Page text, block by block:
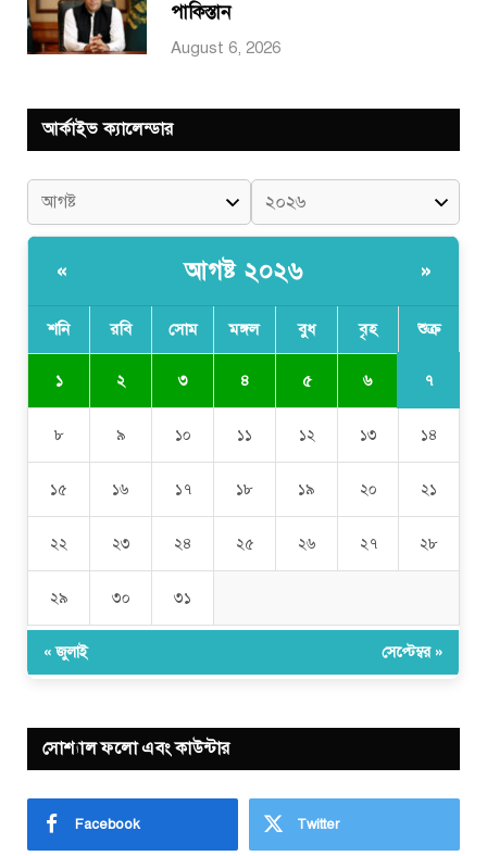
পাকিস্তান
August 6, 2026
আর্কাইভ ক্যালেন্ডার
« আগষ্ট ২০২৬ »
শনি রবি সোম মঙ্গল বুধ বৃহ শুক্র
১ ২ ৩ ৪ ৫ ৬ ৭
৮ ৯ ১০ ১১ ১২ ১৩ ১৪
১৫ ১৬ ১৭ ১৮ ১৯ ২০ ২১
২২ ২৩ ২৪ ২৫ ২৬ ২৭ ২৮
২৯ ৩০ ৩১
« জুলাই সেপ্টেম্বর »
সোশ্যাল ফলো এবং কাউন্টার
Facebook Twitter